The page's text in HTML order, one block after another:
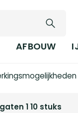
AFBOUW
1 10 stuks